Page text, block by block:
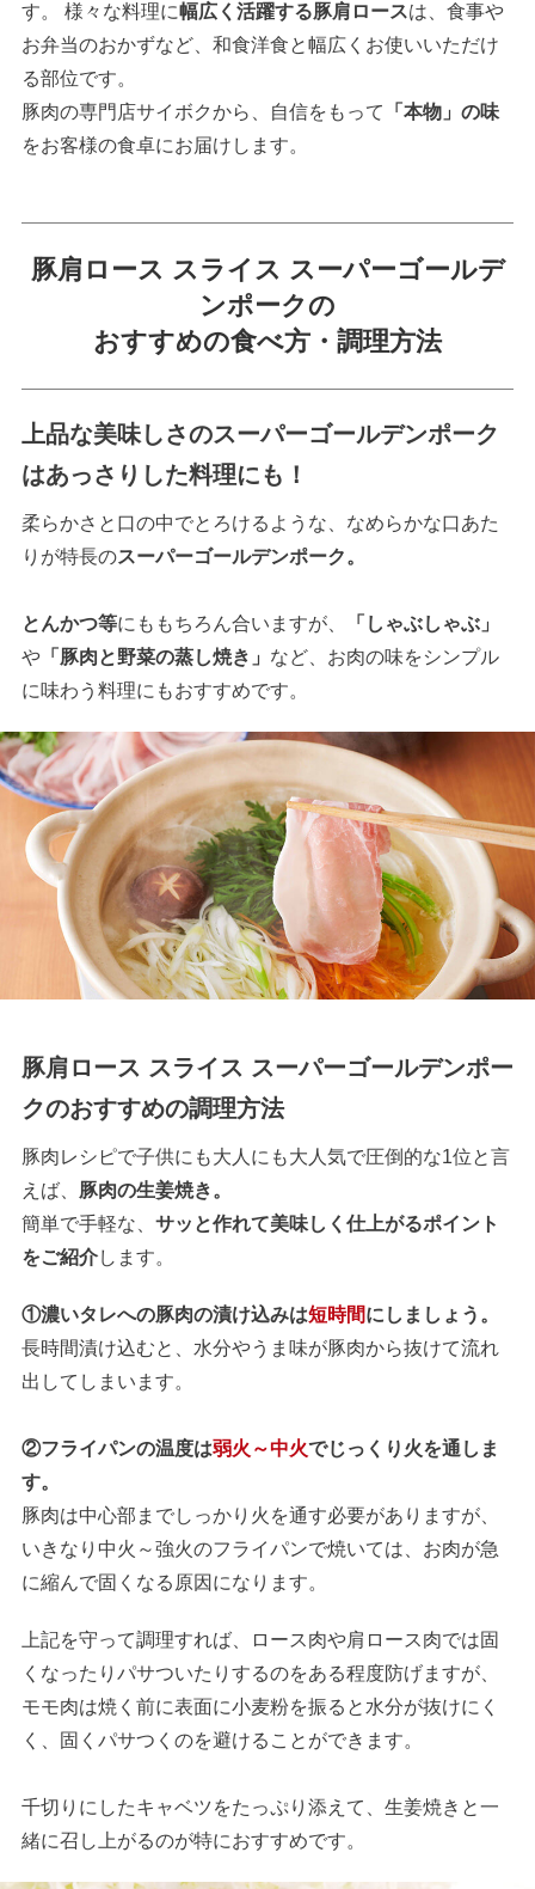
す。 様々な料理に幅広く活躍する豚肩ロースは、食事や
お弁当のおかずなど、和食洋食と幅広くお使いいただけ
る部位です。
豚肉の専門店サイボクから、自信をもって
「本物」の味
をお客様の食卓にお届けします。
豚肩ロース スライス スーパーゴールデ
ンポークの
おすすめの食べ方・調理方法
上品な美味しさのスーパーゴールデンポーク
はあっさりした料理にも！
柔らかさと口の中でとろけるような、なめらかな口あた
りが特長のスーパーゴールデンポーク。
とんかつ等にももちろん合いますが、
「しゃぶしゃぶ」
や「豚肉と野菜の蒸し焼き」 など、お肉の味をシンプル
に味わう料理にもおすすめです。
豚肩ロース スライス スーパーゴールデンポー
クのおすすめの調理方法
豚肉レシピで子供にも大人にも大人気で圧倒的な1位と言
えば、 豚肉の生姜焼き。
簡単で手軽な、 サッと作れて美味しく仕上がるポイント
をご紹介します。
①濃いタレへの豚肉の漬け込みは短時間にしましょう。
長時間漬け込むと、水分やうま味が豚肉から抜けて流れ
出してしまいます。
②フライパンの温度は弱火～中火でじっくり火を通しま
す。
豚肉は中心部までしっかり火を通す必要がありますが、
いきなり中火～強火のフライパンで焼いては、お肉が急
に縮んで固くなる原因になります。
上記を守って調理すれば、ロース肉や肩ロース肉では固
くなったりパサついたりするのをある程度防げますが、
モモ肉は焼く前に表面に小麦粉を振ると水分が抜けにく
く、固くパサつくのを避けることができます。
千切りにしたキャベツをたっぷり添えて、生姜焼きと一
緒に召し上がるのが特におすすめです。